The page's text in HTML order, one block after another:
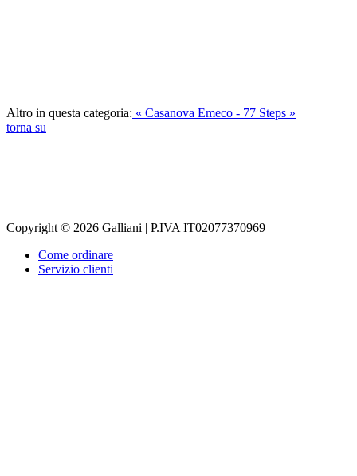
Altro in questa categoria: « Casanova Emeco - 77 Steps »
torna su
Copyright © 2026 Galliani | P.IVA IT02077370969
Come ordinare
Servizio clienti